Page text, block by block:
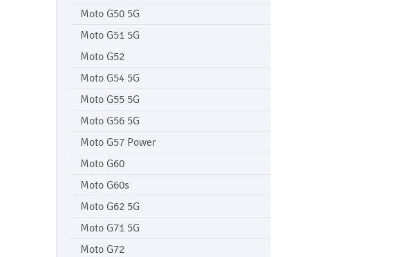
Moto G50 5G
Moto G51 5G
Moto G52
Moto G54 5G
Moto G55 5G
Moto G56 5G
Moto G57 Power
Moto G60
Moto G60s
Moto G62 5G
Moto G71 5G
Moto G72